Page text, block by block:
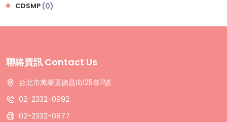
CDSMP (0)
聯絡資訊 Contact Us
台北市萬華區德昌街125巷11號
02-2332-0992
02-2332-0877